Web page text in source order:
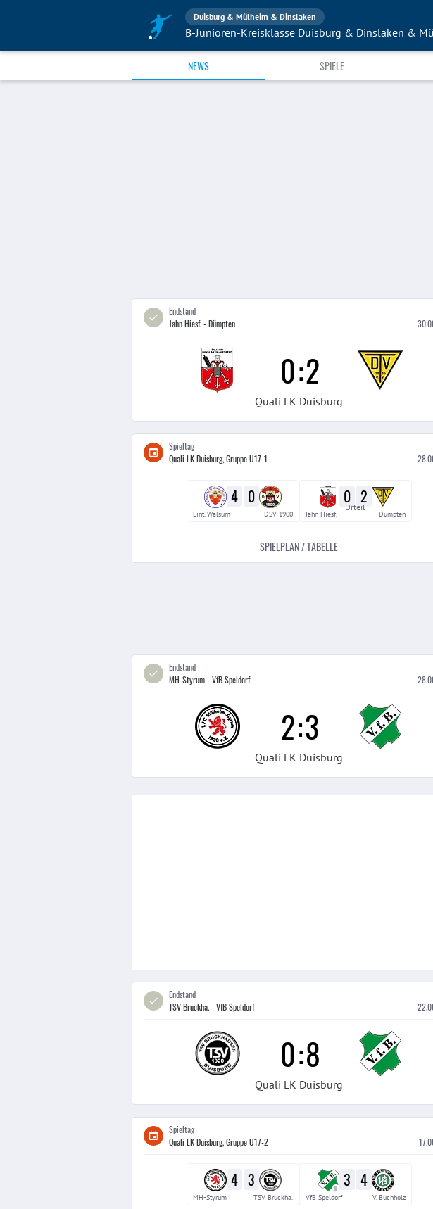
Duisburg & Mülheim & Dinslaken
NEWS SPIELE
Endstand
Jahn Hiesf. - Dümpten
0:2
Quali LK Duisburg
Spieltag
Quali LK Duisburg, Gruppe U17-1
4 0
Eint. Walsum DSV 1900
0 2
Urteil
Jahn Hiesf. Dümpten
SPIELPLAN / TABELLE
Endstand
MH-Styrum - VfB Speldorf
2:3
Quali LK Duisburg
Endstand
TSV Bruckha. - VfB Speldorf
0:8
Quali LK Duisburg
Spieltag
Quali LK Duisburg, Gruppe U17-2
4 3
MH-Styrum TSV Bruckha.
II 3 4
VfB Speldorf V. Buchholz